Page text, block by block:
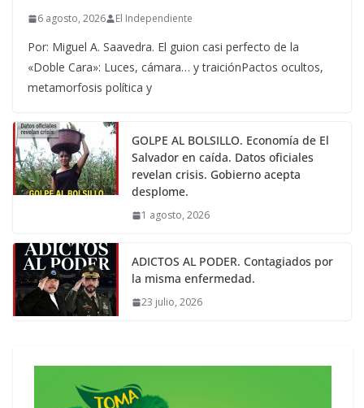
6 agosto, 2026 El Independiente
Por: Miguel A. Saavedra. El guion casi perfecto de la
«Doble Cara»: Luces, cámara… y traiciónPactos ocultos,
metamorfosis política y
GOLPE AL BOLSILLO. Economía de El
Salvador en caída. Datos oficiales
revelan crisis. Gobierno acepta
desplome.
1 agosto, 2026
ADICTOS AL PODER. Contagiados por
la misma enfermedad.
23 julio, 2026